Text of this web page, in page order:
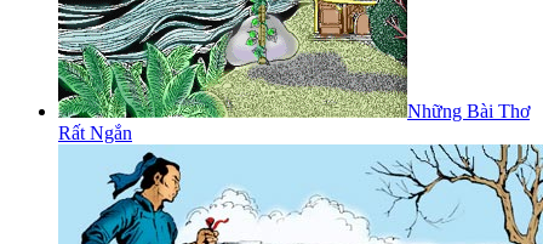
Những Bài Thơ
Rất Ngắn